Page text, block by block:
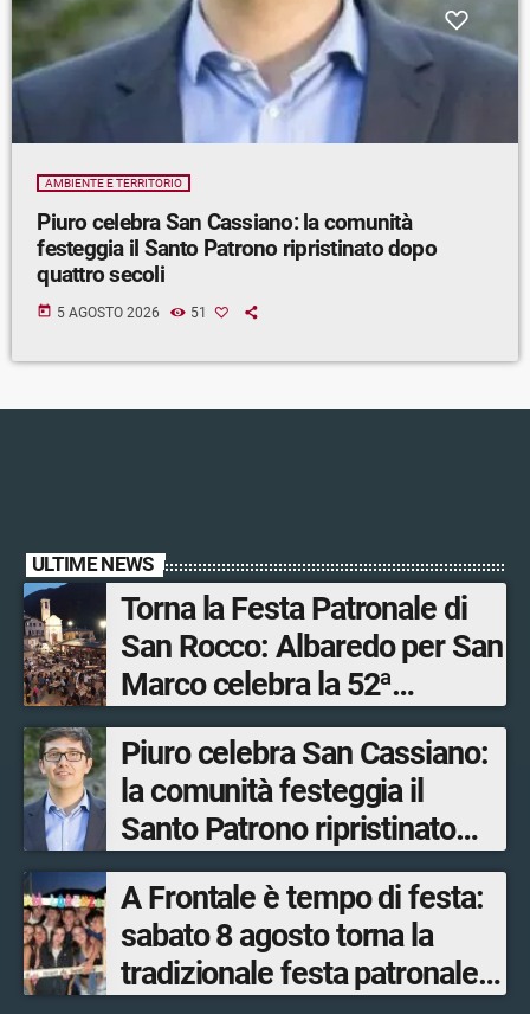
AMBIENTE E TERRITORIO
Piuro celebra San Cassiano: la comunità
festeggia il Santo Patrono ripristinato dopo
quattro secoli
today 5 AGOSTO 2026 51
ULTIME NEWS
Torna la Festa Patronale di
San Rocco: Albaredo per San
Marco celebra la 52ª
edizione della sua
manifestazione più sentita
Piuro celebra San Cassiano:
la comunità festeggia il
Santo Patrono ripristinato
dopo quattro secoli
A Frontale è tempo di festa:
sabato 8 agosto torna la
tradizionale festa patronale